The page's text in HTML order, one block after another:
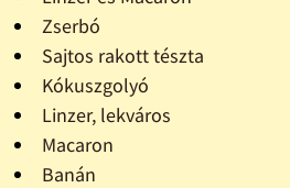
Zserbó
Sajtos rakott tészta
Kókuszgolyó
Linzer, lekváros
Macaron
Banán